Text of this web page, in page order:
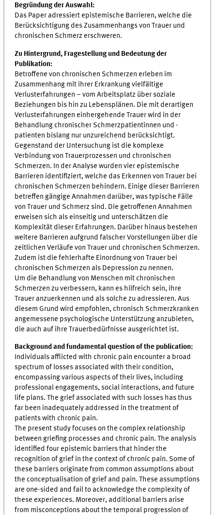
Begründung der Auswahl:
Das Paper adressiert epistemische Barrieren, welche die
Berücksichtigung des Zusammenhangs von Trauer und
chronischen Schmerz erschweren.
Zu Hintergrund, Fragestellung und Bedeutung der
Publikation:
Betroffene von chronischen Schmerzen erleben im
Zusammenhang mit ihrer Erkrankung vielfältige
Verlusterfahrungen – vom Arbeitsplatz über soziale
Beziehungen bis hin zu Lebensplänen. Die mit derartigen
Verlusterfahrungen einhergehende Trauer wird in der
Behandlung chronischer Schmerzpatientinnen und -
patienten bislang nur unzureichend berücksichtigt.
Gegenstand der Untersuchung ist die komplexe
Verbindung von Trauerprozessen und chronischen
Schmerzen. In der Analyse wurden vier epistemische
Barrieren identifiziert, welche das Erkennen von Trauer bei
chronischen Schmerzen behindern. Einige dieser Barrieren
betreffen gängige Annahmen darüber, was typische Fälle
von Trauer und Schmerz sind. Die getroffenen Annahmen
erweisen sich als einseitig und unterschätzen die
Komplexität dieser Erfahrungen. Darüber hinaus bestehen
weitere Barrieren aufgrund falscher Vorstellungen über die
zeitlichen Verläufe von Trauer und chronischen Schmerzen.
Zudem ist die fehlerhafte Einordnung von Trauer bei
chronischen Schmerzen als Depression zu nennen.
Um die Behandlung von Menschen mit chronischen
Schmerzen zu verbessern, kann es hilfreich sein, ihre
Trauer anzuerkennen und als solche zu adressieren. Aus
diesem Grund wird empfohlen, chronisch Schmerzkranken
angemessene psychologische Unterstützung anzubieten,
die auch auf ihre Trauerbedürfnisse ausgerichtet ist.
Background and fundamental question of the publication:
Individuals afflicted with chronic pain encounter a broad
spectrum of losses associated with their condition,
encompassing various aspects of their lives, including
professional engagements, social interactions, and future
life plans. The grief associated with such losses has thus
far been inadequately addressed in the treatment of
patients with chronic pain.
The present study focuses on the complex relationship
between griefing processes and chronic pain. The analysis
identified four epistemic barriers that hinder the
recognition of grief in the context of chronic pain. Some of
these barriers originate from common assumptions about
the conceptualisation of grief and pain. These assumptions
are one-sided and fail to acknowledge the complexity of
these experiences. Moreover, additional barriers arise
from misconceptions about the temporal progression of